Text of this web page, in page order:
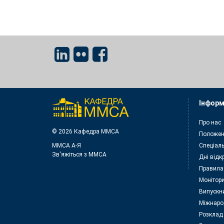
© 2026 Кафедра ММСА
ММСА A-Я
Зв'яжіться з MMСА
Про нас
Дні
Розклад